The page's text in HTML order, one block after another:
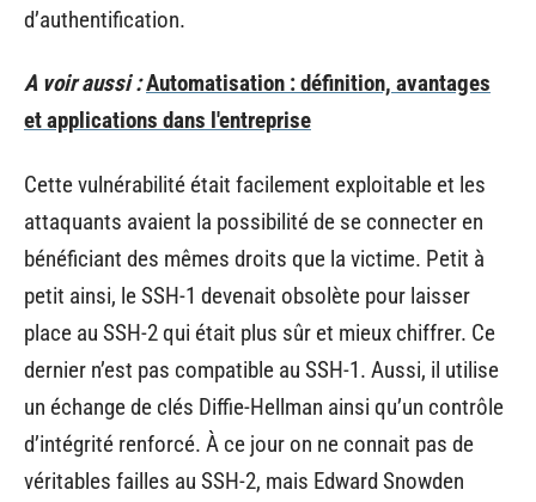
d’authentification.
A voir aussi :Automatisation : définition, avantages
et applications dans l'entreprise
Cette vulnérabilité était facilement exploitable et les
attaquants avaient la possibilité de se connecter en
bénéficiant des mêmes droits que la victime. Petit à
petit ainsi, le SSH-1 devenait obsolète pour laisser
place au SSH-2 qui était plus sûr et mieux chiffrer. Ce
dernier n’est pas compatible au SSH-1. Aussi, il utilise
un échange de clés Diffie-Hellman ainsi qu’un contrôle
d’intégrité renforcé. À ce jour on ne connait pas de
véritables failles au SSH-2, mais Edward Snowden